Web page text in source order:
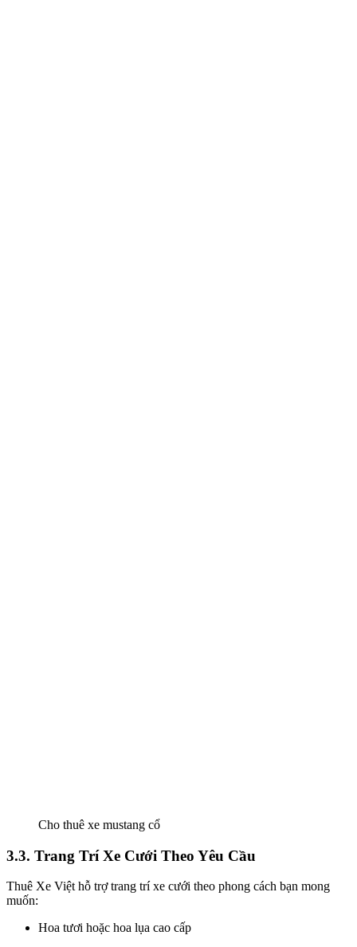
Cho thuê xe mustang cổ
3.3. Trang Trí Xe Cưới Theo Yêu Cầu
Thuê Xe Việt hỗ trợ trang trí xe cưới theo phong cách bạn mong
muốn:
Hoa tươi hoặc hoa lụa cao cấp